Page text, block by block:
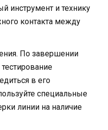
инструмент и технику
контакта между
По завершении
в его
специальные
линии на наличие